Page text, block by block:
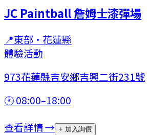
JC Paintball 詹姆士漆彈場
📍東部 · 花蓮縣
體驗活動
973花蓮縣吉安鄉吉興二街231號
🕐08:00–18:00
查看詳情 → + 加入詢價